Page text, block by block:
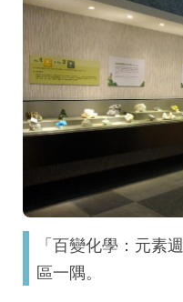
「百變化學：元素
區一隅。